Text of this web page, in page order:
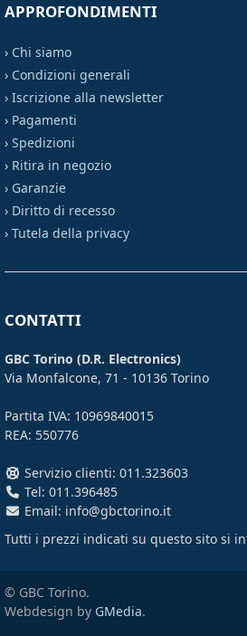
APPROFONDIMENTI
› Chi siamo
› Condizioni generali
› Iscrizione alla newsletter
› Pagamenti
› Spedizioni
› Ritira in negozio
› Garanzie
› Diritto di recesso
› Tutela della privacy
CONTATTI
GBC Torino (D.R. Electronics)
Via Monfalcone, 71 - 10136 Torino
Partita IVA: 10969840015
REA: 550776
Servizio clienti: 011.323603
Tel: 011.396485
Email: info@gbctorino.it
Tutti i prezzi indicati su questo sito si
© GBC Torino.
Webdesign by GMedia.